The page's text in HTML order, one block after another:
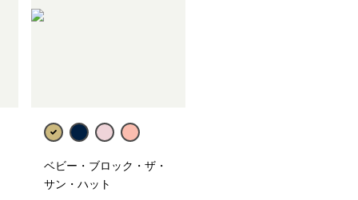
ベビー・ブロック・ザ・
サン・ハット